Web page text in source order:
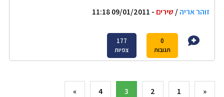
זוהר אריה/ שירים - 09/01/2011 11:18
0
תגובות
177
צפיות
«
1
2
3
4
»